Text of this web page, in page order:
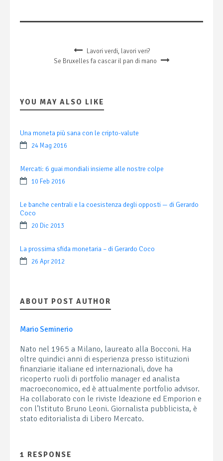
Lavori verdi, lavori veri?
Se Bruxelles fa cascar il pan di mano
YOU MAY ALSO LIKE
Una moneta più sana con le cripto-valute
24 Mag 2016
Mercati: 6 guai mondiali insieme alle nostre colpe
10 Feb 2016
Le banche centrali e la coesistenza degli opposti — di Gerardo
Coco
20 Dic 2013
La prossima sfida monetaria – di Gerardo Coco
26 Apr 2012
ABOUT POST AUTHOR
Mario Seminerio
Nato nel 1965 a Milano, laureato alla Bocconi. Ha
oltre quindici anni di esperienza presso istituzioni
finanziarie italiane ed internazionali, dove ha
ricoperto ruoli di portfolio manager ed analista
macroeconomico, ed è attualmente portfolio advisor.
Ha collaborato con le riviste Ideazione ed Emporion e
con l’Istituto Bruno Leoni. Giornalista pubblicista, è
stato editorialista di Libero Mercato.
1 RESPONSE